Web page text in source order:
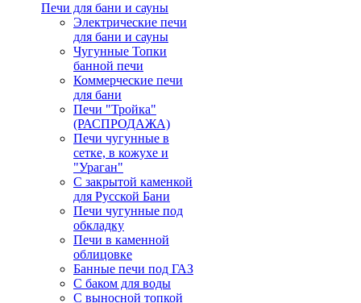
Печи для бани и сауны
Электрические печи
для бани и сауны
Чугунные Топки
банной печи
Коммерческие печи
для бани
Печи "Тройка"
(РАСПРОДАЖА)
Печи чугунные в
сетке, в кожухе и
"Ураган"
С закрытой каменкой
для Русской Бани
Печи чугунные под
обкладку
Печи в каменной
облицовке
Банные печи под ГАЗ
С баком для воды
С выносной топкой